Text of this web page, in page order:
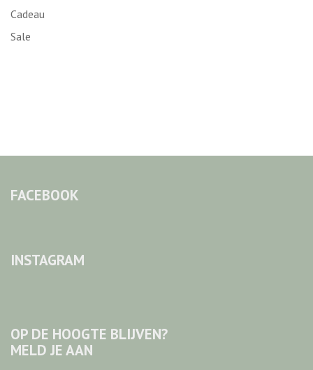
Cadeau
Sale
FACEBOOK
INSTAGRAM
OP DE HOOGTE BLIJVEN?
MELD JE AAN